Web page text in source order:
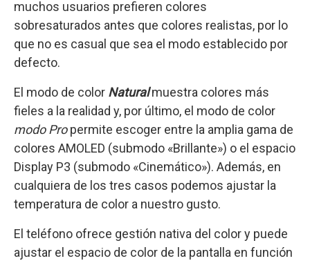
muchos usuarios prefieren colores
sobresaturados antes que colores realistas, por lo
que no es casual que sea el modo establecido por
defecto.
El modo de color Natural muestra colores más
fieles a la realidad y, por último, el modo de color
modo Propermite escoger entre la amplia gama de
colores AMOLED (submodo «Brillante») o el espacio
Display P3 (submodo «Cinemático»). Además, en
cualquiera de los tres casos podemos ajustar la
temperatura de color a nuestro gusto.
El teléfono ofrece gestión nativa del color y puede
ajustar el espacio de color de la pantalla en función